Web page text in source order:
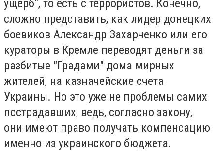
ущерб", то есть с террористов. Конечно,
сложно представить, как лидер донецких
боевиков Александр Захарченко или его
кураторы в Кремле переводят деньги за
разбитые "Градами" дома мирных
жителей, на казначейские счета
Украины. Но это уже не проблемы самих
пострадавших, ведь, согласно закону,
они имеют право получать компенсацию
именно из украинского бюджета.